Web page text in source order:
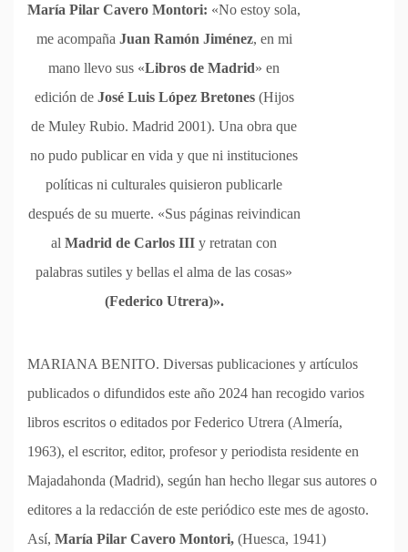
María Pilar Cavero Montori: «No estoy sola,
me acompaña Juan Ramón Jiménez, en mi
mano llevo sus «Libros de Madrid» en
edición de José Luis López Bretones(Hijos
de Muley Rubio. Madrid 2001). Una obra que
no pudo publicar en vida y que ni instituciones
políticas ni culturales quisieron publicarle
después de su muerte. «Sus páginas reivindican
al Madrid de Carlos III y retratan con
palabras sutiles y bellas el alma de las cosas»
(Federico Utrera)».
MARIANA BENITO. Diversas publicaciones y artículos
publicados o difundidos este año 2024 han recogido varios
libros escritos o editados por Federico Utrera (Almería,
1963), el escritor, editor, profesor y periodista residente en
Majadahonda (Madrid), según han hecho llegar sus autores o
editores a la redacción de este periódico este mes de agosto.
Así, María Pilar Cavero Montori, (Huesca, 1941)